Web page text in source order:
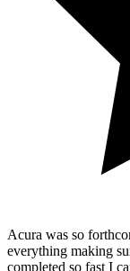
Acura was so
everything making
completed so fast I